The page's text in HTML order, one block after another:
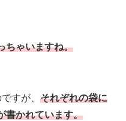
ちゃいますね。
すが、 それぞれの袋に
書かれています。